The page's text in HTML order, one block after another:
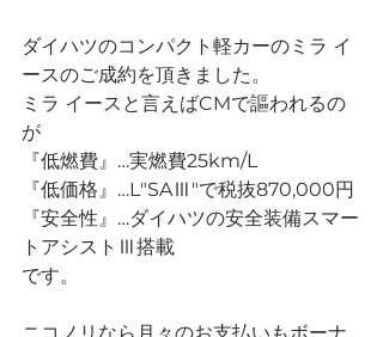
ダイハツのコンパクト軽カーのミラ イ
ースのご成約を頂きました。
ミラ イースと言えばCMで謳われるの
が
『低燃費』…実燃費25km/L
『低価格』…L"SAⅢ"で税抜870,000円
『安全性』…ダイハツの安全装備スマー
トアシストⅢ搭載
です。
ニコノリなら月々のお支払いもボーナ